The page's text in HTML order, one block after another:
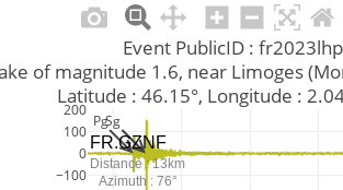
−100
0
100
200
Event PublicID :
of magnitude 1.6, near Limoges
Latitude : 46.15°, Longitude :
PgSg
FR.GZNF
Distance : 13km
Azimuth : 76°